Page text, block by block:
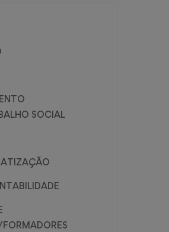
SOCIAL
FORMADORES